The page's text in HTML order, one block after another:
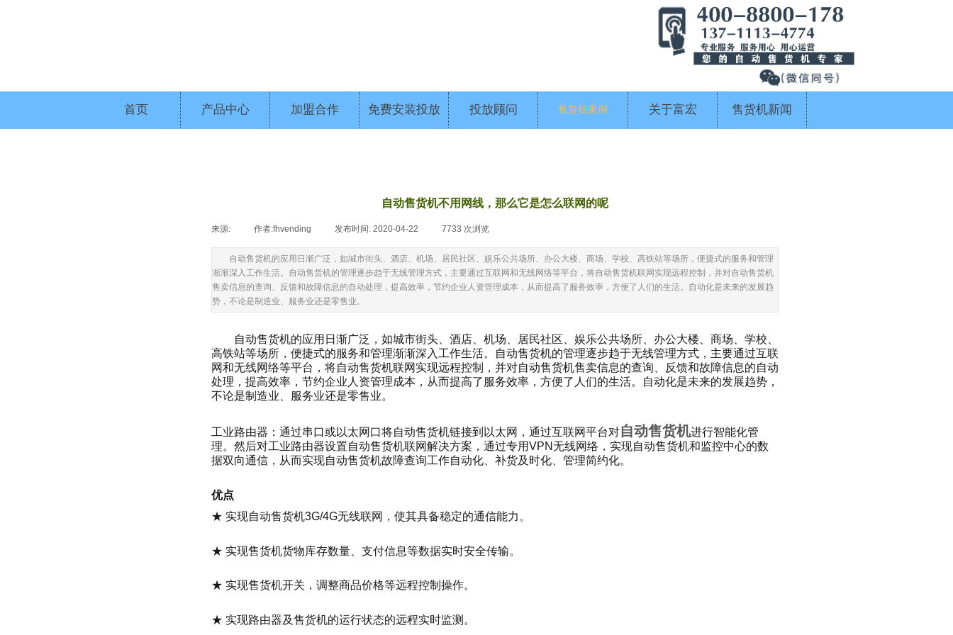
首页 产品中心 加盟合作 免费安装投放 投放顾问 售货机案例 关于富宏 售货机新闻
自动售货机不用网线，那么它是怎么联网的呢
来源: 作者:fhvending 发布时间: 2020-04-22 7733 次浏览
自动售货机的应用日渐广泛，如城市街头、酒店、机场、居民社区、娱乐公共场所、办公大楼、商场、学校、高铁站等场所，便捷式的服务和管理
渐渐深入工作生活。自动售货机的管理逐步趋于无线管理方式，主要通过互联网和无线网络等平台，将自动售货机联网实现远程控制，并对自动售货机
售卖信息的查询、反馈和故障信息的自动处理，提高效率，节约企业人资管理成本，从而提高了服务效率，方便了人们的生活。自动化是未来的发展趋
势，不论是制造业、服务业还是零售业。
自动售货机的应用日渐广泛，如城市街头、酒店、机场、居民社区、娱乐公共场所、办公大楼、商场、学校、
高铁站等场所，便捷式的服务和管理渐渐深入工作生活。自动售货机的管理逐步趋于无线管理方式，主要通过互联
网和无线网络等平台，将自动售货机联网实现远程控制，并对自动售货机售卖信息的查询、反馈和故障信息的自动
处理，提高效率，节约企业人资管理成本，从而提高了服务效率，方便了人们的生活。自动化是未来的发展趋势，
不论是制造业、服务业还是零售业。
工业路由器：通过串口或以太网口将自动售货机链接到以太网，通过互联网平台对自动售货机进行智能化管
理。然后对工业路由器设置自动售货机联网解决方案，通过专用VPN无线网络，实现自动售货机和监控中心的数
据双向通信，从而实现自动售货机故障查询工作自动化、补货及时化、管理简约化。
优点
★ 实现自动售货机3G/4G无线联网，使其具备稳定的通信能力。
★ 实现售货机货物库存数量、支付信息等数据实时安全传输。
★ 实现售货机开关，调整商品价格等远程控制操作。
★ 实现路由器及售货机的运行状态的远程实时监测。